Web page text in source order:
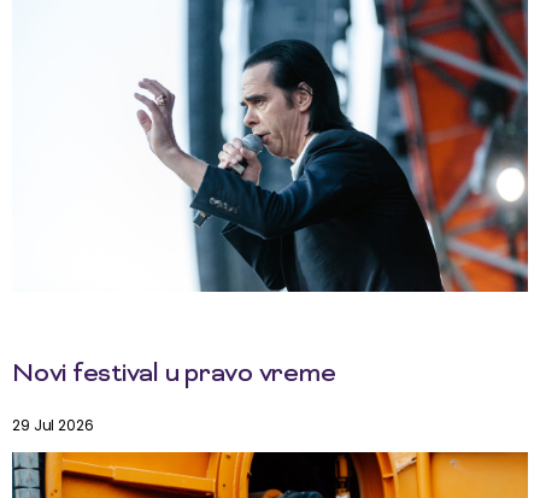
Novi festival u pravo vreme
29 Jul 2026